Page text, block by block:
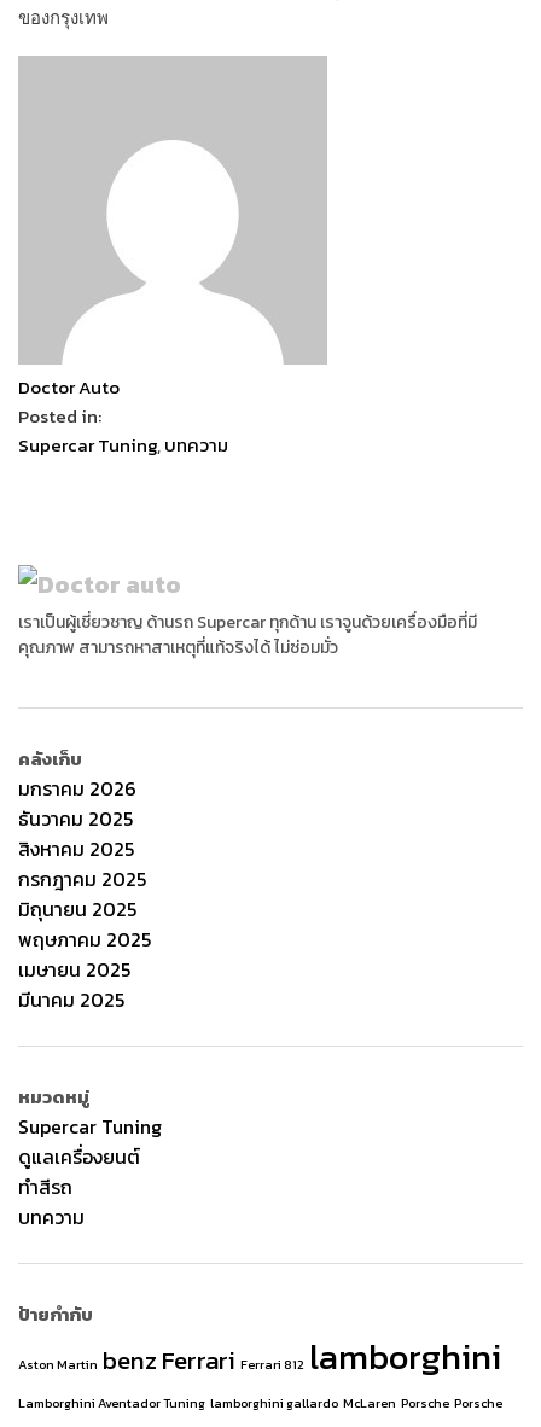
ของกรุงเทพ
Doctor Auto
Posted in:
Supercar Tuning,บทความ
เราเป็นผู้เชี่ยวชาญ ด้านรถ Supercar ทุกด้าน เราจูนด้วยเครื่องมือที่มี
คุณภาพ สามารถหาสาเหตุที่แท้จริงได้ ไม่ซ่อมมั่ว
คลังเก็บ
มกราคม 2026
ธันวาคม 2025
สิงหาคม 2025
กรกฎาคม 2025
มิถุนายน 2025
พฤษภาคม 2025
เมษายน 2025
มีนาคม 2025
หมวดหมู่
Supercar Tuning
ดูแลเครื่องยนต์
ทำสีรถ
บทความ
ป้ายกำกับ
Aston Martin benzFerrari Ferrari 812 lamborghini
Lamborghini Aventador Tuning lamborghini gallardo McLaren Porsche Porsche